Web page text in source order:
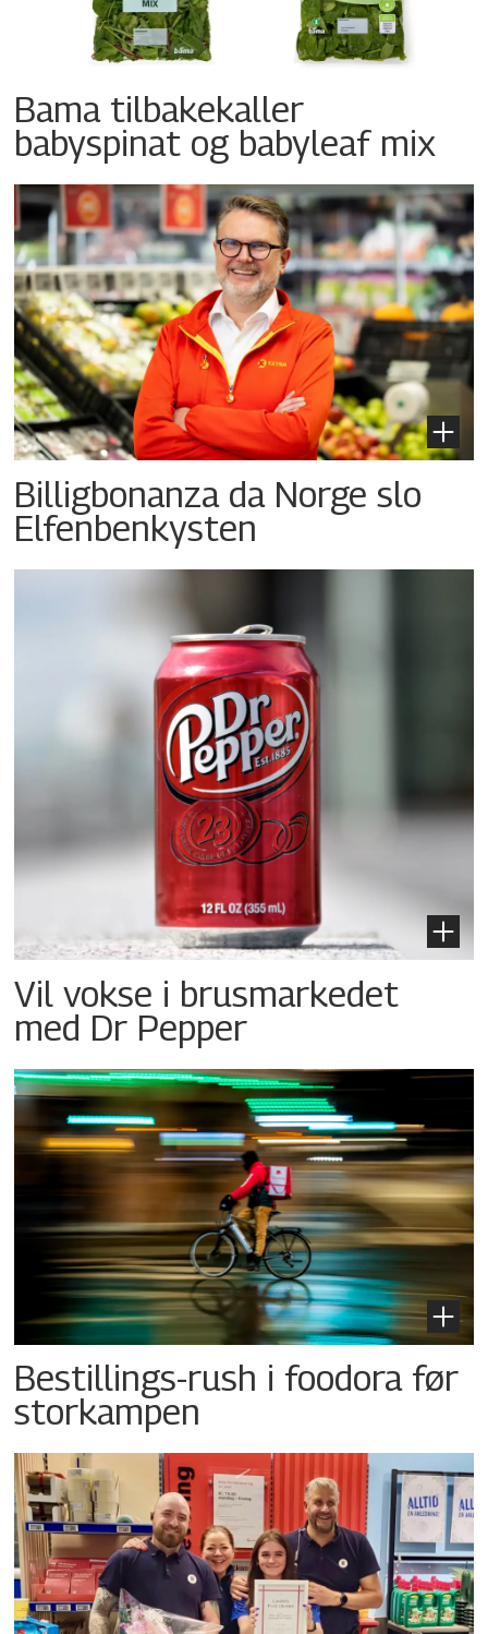
Bama tilbakekaller
babyspinat og babyleaf mix
Billigbonanza da Norge slo
Elfenbenkysten
Vil vokse i brusmarkedet
med Dr Pepper
Bestillings-rush i foodora før
storkampen